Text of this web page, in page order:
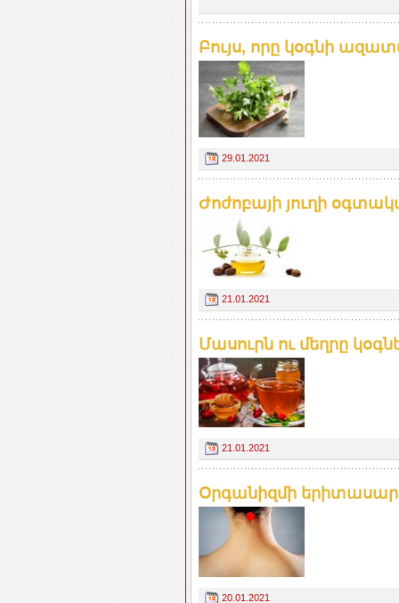
Բույս, որը կօգնի
29.01.2021
Ժոժոբայի յուղի
21.01.2021
Մասուրն ու մեղրը
21.01.2021
Օրգանիզմի
20.01.2021